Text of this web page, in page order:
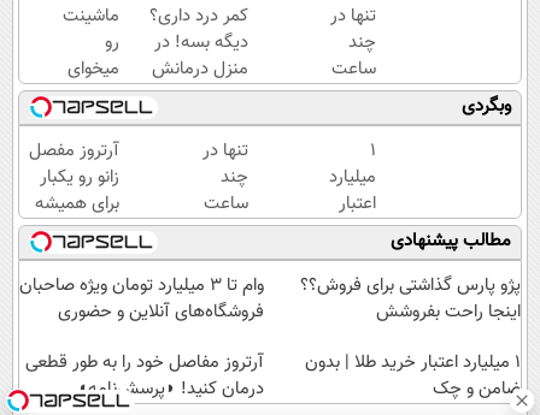
تنها در
چند
ساعت
و با
یکبار
مراجعه
به
خودرو45
کمر درد داری؟
دیگه بسه! در
منزل درمانش
کن
(◀پرسش‌نامه)
ماشینت
رو
میخوای
بفروشی؟
اینجا یک
روزه
برات
میفروشه
وبگردی
۱
میلیارد
اعتبار
خرید
طلا |
بدون
تنها در
چند
ساعت
و با
یکبار
مراجعه
به
آرتروز مفصل
زانو رو یکبار
برای همیشه
درمان کن!
◗پرسش‌نامه◖
مطالب پیشنهادی
پژو پارس گذاشتی برای فروش؟؟
اینجا راحت بفروشش
وام تا ۳ میلیارد تومان ویژه صاحبان
فروشگاه‌های آنلاین و حضوری
۱ میلیارد اعتبار خرید طلا | بدون
ضامن و چک
آرتروز مفاصل خود را به طور قطعی
درمان کنید! ◗پرسش‌نامه◖